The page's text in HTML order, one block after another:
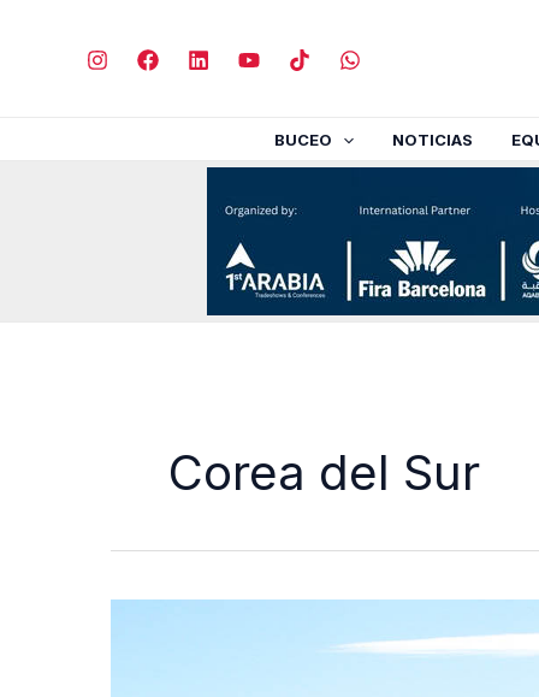
contenido
BUCEO NOTICIAS
Corea del Sur